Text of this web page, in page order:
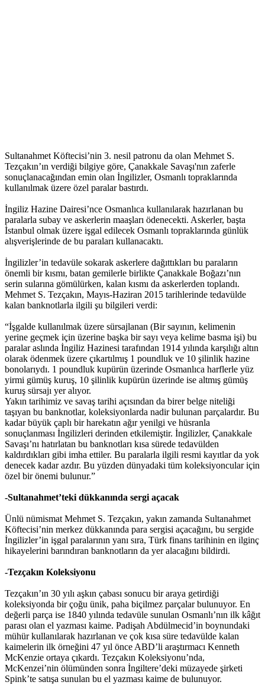
Sultanahmet Köftecisi’nin 3. nesil patronu da olan Mehmet S.
Tezçakın’ın verdiği bilgiye göre, Çanakkale Savaşı'nın zaferle
sonuçlanacağından emin olan İngilizler, Osmanlı topraklarında
kullanılmak üzere özel paralar bastırdı.
İngiliz Hazine Dairesi’nce Osmanlıca kullanılarak hazırlanan bu
paralarla subay ve askerlerin maaşları ödenecekti. Askerler, başta
İstanbul olmak üzere işgal edilecek Osmanlı topraklarında günlük
alışverişlerinde de bu paraları kullanacaktı.
İngilizler’in tedavüle sokarak askerlere dağıttıkları bu paraların
önemli bir kısmı, batan gemilerle birlikte Çanakkale Boğazı’nın
serin sularına gömülürken, kalan kısmı da askerlerden toplandı.
Mehmet S. Tezçakın, Mayıs-Haziran 2015 tarihlerinde tedavülde
kalan banknotlarla ilgili şu bilgileri verdi:
“İşgalde kullanılmak üzere sürsajlanan (Bir sayının, kelimenin
yerine geçmek için üzerine başka bir sayı veya kelime basma işi) bu
paralar aslında İngiliz Hazinesi tarafından 1914 yılında karşılığı altın
olarak ödenmek üzere çıkartılmış 1 poundluk ve 10 şilinlik hazine
bonolarıydı. 1 poundluk kupürün üzerinde Osmanlıca harflerle yüz
yirmi gümüş kuruş, 10 şilinlik kupürün üzerinde ise altmış gümüş
kuruş sürsajı yer alıyor.
Yakın tarihimiz ve savaş tarihi açısından da birer belge niteliği
taşıyan bu banknotlar, koleksiyonlarda nadir bulunan parçalardır. Bu
kadar büyük çaplı bir harekatın ağır yenilgi ve hüsranla
sonuçlanması İngilizleri derinden etkilemiştir. İngilizler, Çanakkale
Savaşı’nı hatırlatan bu banknotları kısa sürede tedavülden
kaldırdıkları gibi imha ettiler. Bu paralarla ilgili resmi kayıtlar da yok
denecek kadar azdır. Bu yüzden dünyadaki tüm koleksiyoncular için
özel bir önemi bulunur.”
-Sultanahmet’teki dükkanında sergi açacak
Ünlü nümismat Mehmet S. Tezçakın, yakın zamanda Sultanahmet
Köftecisi’nin merkez dükkanında para sergisi açacağını, bu sergide
İngilizler’in işgal paralarının yanı sıra, Türk finans tarihinin en ilginç
hikayelerini barındıran banknotların da yer alacağını bildirdi.
-Tezçakın Koleksiyonu
Tezçakın’ın 30 yılı aşkın çabası sonucu bir araya getirdiği
koleksiyonda bir çoğu ünik, paha biçilmez parçalar bulunuyor. En
değerli parça ise 1840 yılında tedavüle sunulan Osmanlı’nın ilk kâğıt
parası olan el yazması kaime. Padişah Abdülmecid’in boynundaki
mühür kullanılarak hazırlanan ve çok kısa süre tedavülde kalan
kaimelerin ilk örneğini 47 yıl önce ABD’li araştırmacı Kenneth
McKenzie ortaya çıkardı. Tezçakın Koleksiyonu’nda,
McKenzei’nin ölümünden sonra İngiltere’deki müzayede şirketi
Spink’te satışa sunulan bu el yazması kaime de bulunuyor.